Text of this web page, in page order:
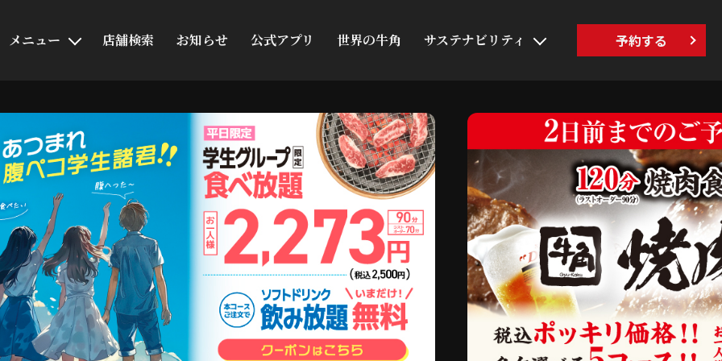
メニュー 店舗検索 お知らせ 公式アプリ 世界の牛角 サステナビリティ 予約する